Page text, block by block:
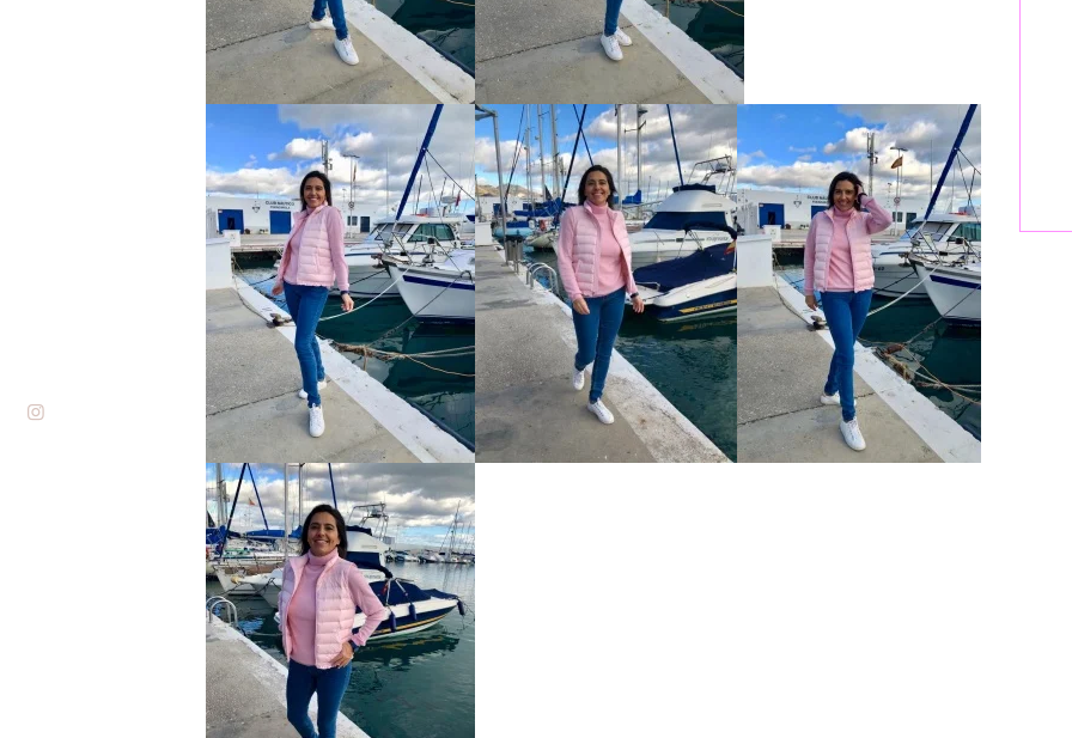
Inicio
Sobre mi
Blog
Contacto